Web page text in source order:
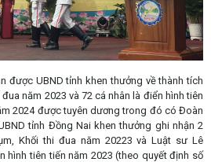
được UBND tỉnh khen thưởng về thành tích
năm 2023 và 72 cá nhân là điển hình tiên
2024 được tuyên dương trong đó có Đoàn
tỉnh Đồng Nai khen thưởng ghi nhận 2
Khối thi đua năm 20223 và Luật sư Lê
hình tiên tiến năm 2023 (theo quyết định số